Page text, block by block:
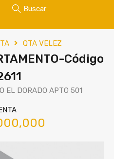
Buscar
QTA VELEZ
Código
EL DORADO APTO 501